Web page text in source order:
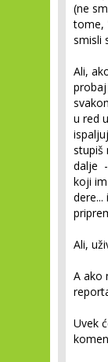
(ne
tome,
smisli
Ali,
u red
stupiš
dalje
koji
Ali,
A ako
Uvek